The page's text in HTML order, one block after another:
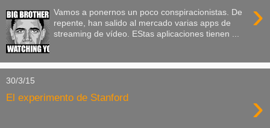
›
Vamos a ponernos un poco conspiracionistas. De
repente, han salido al mercado varias apps de
streaming de vídeo. EStas aplicaciones tienen ...
30/3/15
El experimento de Stanford ›